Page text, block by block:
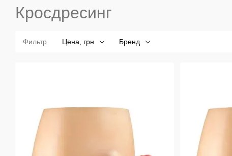
Кросдресинг
Фильтр Цена, грн Бренд